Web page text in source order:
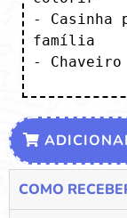
- Casinha
família
- Chaveiro
COMO